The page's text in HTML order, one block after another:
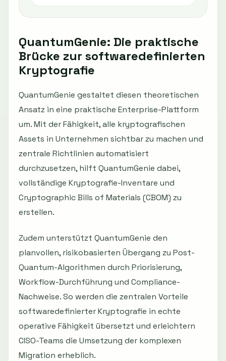
QuantumGenie: Die praktische
Brücke zur softwaredefinierten
Kryptografie
QuantumGenie gestaltet diesen theoretischen
Ansatz in eine praktische Enterprise-Plattform
um. Mit der Fähigkeit, alle kryptografischen
Assets in Unternehmen sichtbar zu machen und
zentrale Richtlinien automatisiert
durchzusetzen, hilft QuantumGenie dabei,
vollständige Kryptografie-Inventare und
Cryptographic Bills of Materials (CBOM) zu
erstellen.
Zudem unterstützt QuantumGenie den
planvollen, risikobasierten Übergang zu Post-
Quantum-Algorithmen durch Priorisierung,
Workflow-Durchführung und Compliance-
Nachweise. So werden die zentralen Vorteile
softwaredefinierter Kryptografie in echte
operative Fähigkeit übersetzt und erleichtern
CISO-Teams die Umsetzung der komplexen
Migration erheblich.